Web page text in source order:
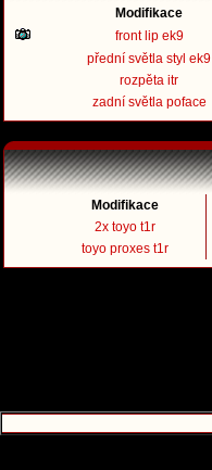
Modifikace
front lip ek9
přední světla styl ek9
rozpěta itr
zadní světla poface
Modifikace
2x toyo t1r
toyo proxes t1r